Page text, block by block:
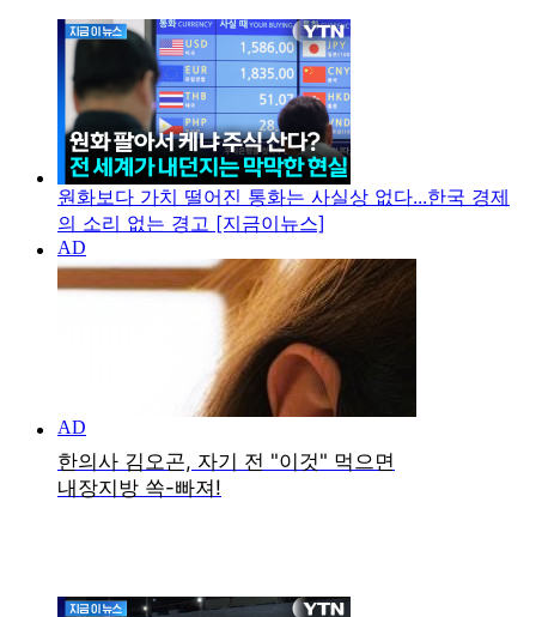
원화보다 가치 떨어진 통화는 사실상 없다...한국 경제
의 소리 없는 경고 [지금이뉴스]